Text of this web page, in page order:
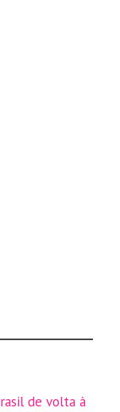
de volta à